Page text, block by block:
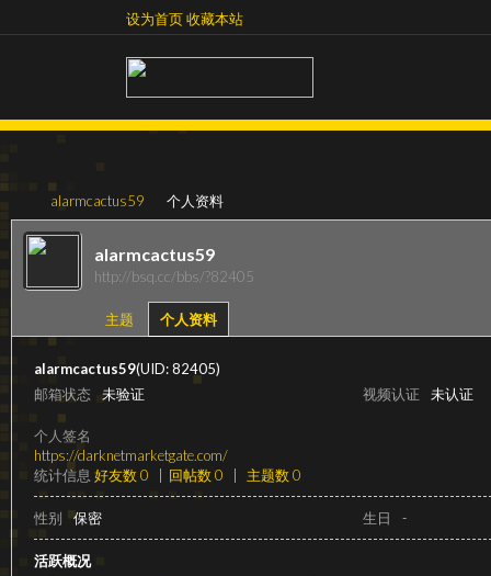
收藏本站设为首页收藏本站
›
alarmcactus59 个人资料
alarmcactus59
http://bsq.cc/bbs/?82405
主题 个人资料
alarmcactus59(UID: 82405)
邮箱状态
未验证 视频认证 未认证
个人签名
https://darknetmarketgate.com/
统计信息 好友数 0 回帖数 0 主题数 0
性别 保密 生日 -
活跃概况